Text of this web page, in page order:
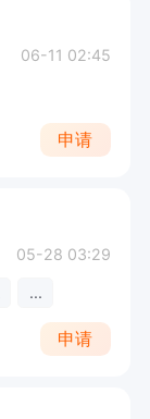
06-11 02:45
申请
05-28 03:29
...
申请